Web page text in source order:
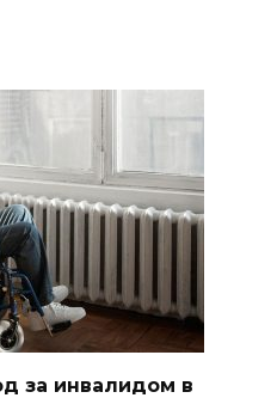
за инвалидом в